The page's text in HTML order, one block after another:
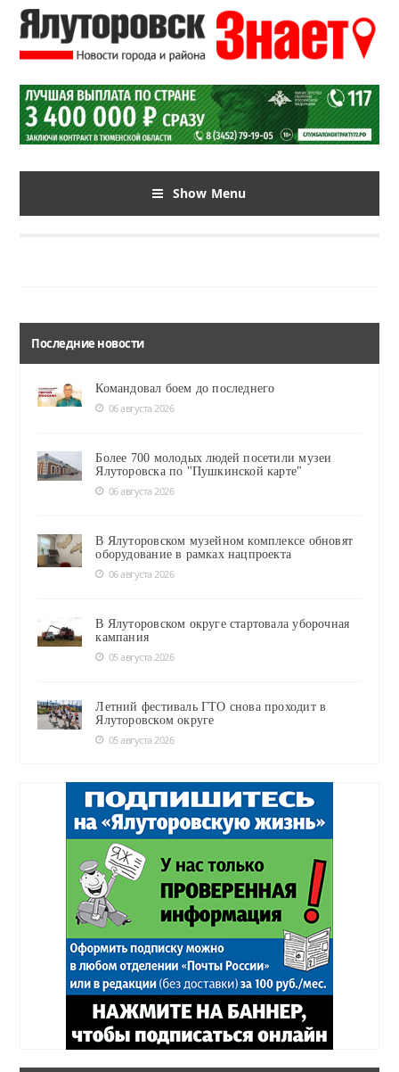
Show Menu
Последние новости
Командовал боем до последнего
06 августа 2026
Более 700 молодых людей посетили музеи
Ялуторовска по "Пушкинской карте"
06 августа 2026
В Ялуторовском музейном комплексе обновят
оборудование в рамках нацпроекта
06 августа 2026
В Ялуторовском округе стартовала уборочная
кампания
05 августа 2026
Летний фестиваль ГТО снова проходит в
Ялуторовском округе
05 августа 2026